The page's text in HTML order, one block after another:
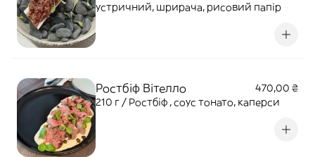
устричний, шрирача, рисовий папір
Ростбіф Вітелло
470,00 ₴
210 г / Ростбіф , соус тонато, каперси